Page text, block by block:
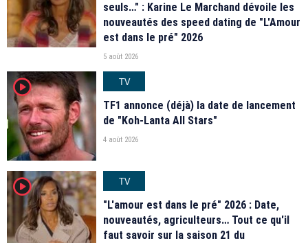
seuls…" : Karine Le Marchand dévoile les
nouveautés des speed dating de "L'Amour
est dans le pré" 2026
5 août 2026
player2
TV
TF1 annonce (déjà) la date de lancement
de "Koh-Lanta All Stars"
4 août 2026
player2
TV
"L'amour est dans le pré" 2026 : Date,
nouveautés, agriculteurs… Tout ce qu'il
faut savoir sur la saison 21 du